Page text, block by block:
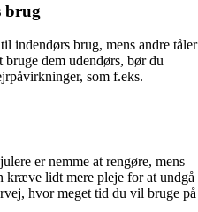
brug
indendørs brug, mens andre tåler
dem udendørs, bør du
som f.eks.
er nemme at rengøre, mens
kræve lidt mere pleje for at undgå
hvor meget tid du vil bruge på